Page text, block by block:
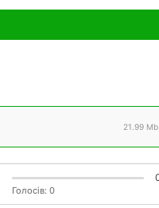
21.99 Mb
Голосів: 0